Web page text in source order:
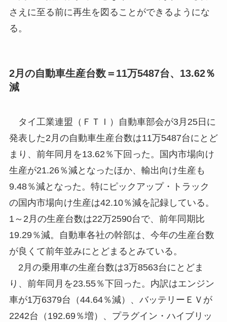
さえに至る前に再生を図ることができるようにな
る。
2月の自動車生産台数＝11万5487台、13.62％
減
タイ工業連盟（ＦＴＩ）自動車部会が3月25日に
発表した2月の自動車生産台数は11万5487台にとど
まり、前年同月を13.62％下回った。国内市場向け
生産が21.26％減となったほか、輸出向け生産も
9.48％減となった。特にピックアップ・トラック
の国内市場向け生産は42.10％減を記録している。
1～2月の生産台数は22万2590台で、前年同期比
19.29％減。自動車各社の幹部は、今年の生産台数
が良くて前年並みにとどまるとみている。
2月の乗用車の生産台数は3万8563台にとどま
り、前年同月を23.55％下回った。内訳はエンジン
車が1万6379台（44.64％減）、バッテリーＥＶが
2242台（192.69％増）、プラグイン・ハイブリッ